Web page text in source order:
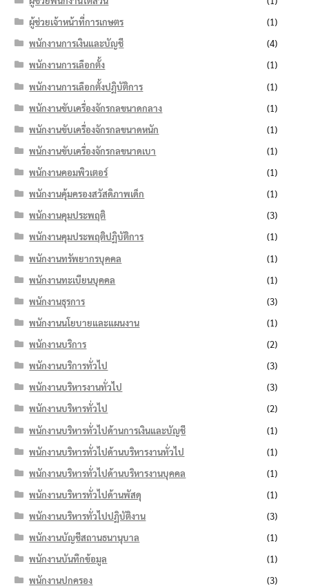
ผู้ช่วยเจ้าหน้าที่การเกษตร
(1)
พนักงานการเงินและบัญชี
(4)
พนักงานการเลือกตั้ง
(1)
พนักงานการเลือกตั้งปฏิบัติการ
(1)
พนักงานขับเครื่องจักรกลขนาดกลาง
(1)
พนักงานขับเครื่องจักรกลขนาดหนัก
(1)
พนักงานขับเครื่องจักรกลขนาดเบา
(1)
พนักงานคอมพิวเตอร์
(1)
พนักงานคุ้มครองสวัสดิภาพเด็ก
(1)
พนักงานคุมประพฤติ
(3)
พนักงานคุมประพฤติปฏิบัติการ
(1)
พนักงานทรัพยากรบุคคล
(1)
พนักงานทะเบียนบุคคล
(1)
พนักงานธุรการ
(3)
พนักงานนโยบายและแผนงาน
(1)
พนักงานบริการ
(2)
พนักงานบริการทั่วไป
(3)
พนักงานบริหารงานทั่วไป
(3)
พนักงานบริหารทั่วไป
(2)
พนักงานบริหารทั่วไปด้านการเงินและบัญชี
(1)
พนักงานบริหารทั่วไปด้านบริหารงานทั่วไป
(1)
พนักงานบริหารทั่วไปด้านบริหารงานบุคคล
(1)
พนักงานบริหารทั่วไปด้านพัสดุ
(1)
พนักงานบริหารทั่วไปปฏิบัติงาน
(3)
พนักงานบัญชีสถานธนานุบาล
(1)
พนักงานบันทึกข้อมูล
(1)
พนักงานปกครอง
(3)